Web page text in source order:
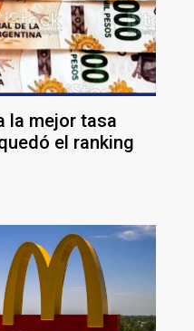
la mejor tasa
el ranking